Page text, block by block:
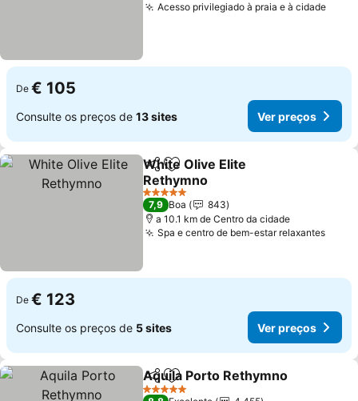
Acesso privilegiado à praia e à cidadeVer
De € 105
Consulte os preços de 13 sites Ver preços
PartilharAdicionar aos favoritos
White Olive Elite
Rethymno
Ver preços
5 Estrelas
7,9 Boa
843
a 10.1 km de Centro da cidade
Spa e centro de bem-estar relaxantesVer
De € 123
Consulte os preços de 5 sites Ver preços
PartilharAdicionar aos favoritos
Aquila Porto Rethymno
5 Estrelas